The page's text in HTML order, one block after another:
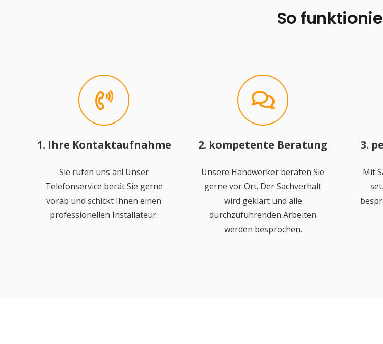
So
1. Ihre Kontaktaufnahme
Sie rufen uns an! Unser
Telefonservice berät Sie gerne
vorab und schickt Ihnen einen
professionellen Installateur.
2. kompetente Beratung
Unsere Handwerker beraten Sie
gerne vor Ort. Der Sachverhalt
wird geklärt und alle
durchzuführenden Arbeiten
werden besprochen.
3.
Mit